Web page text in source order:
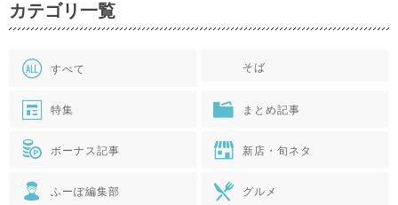
カテゴリ一覧
すべて そば
特集 まとめ記事
ボーナス記事 新店・旬ネタ
ふーぽ編集部 グルメ